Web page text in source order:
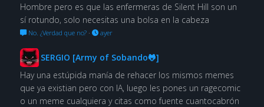
Hombre pero es que las enfermeras de Silent Hill son un
sí rotundo, solo necesitas una bolsa en la cabeza
No. ¿Verdad que no?· ayer
SERGIO [Army of Sobando🐸]
Hay una estúpida manía de rehacer los mismos memes
que ya existian pero con IA, luego les pones un ragecomic
o un meme cualquiera y citas como fuente cuantocabrón